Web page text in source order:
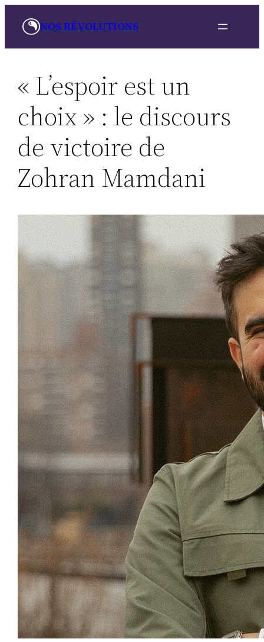
NOS RÉVOLUTIONS
« L’espoir est un
choix » : le discours
de victoire de
Zohran Mamdani